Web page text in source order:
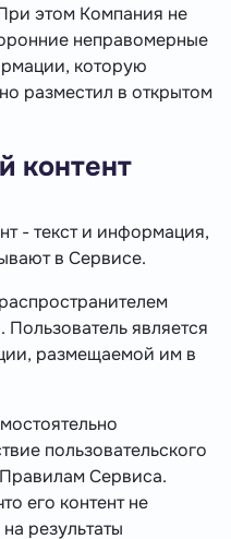
этом Компания не
неправомерные
которую
разместил в открытом
контент
- текст и информация,
в Сервисе.
Пользователь является
размещаемой им в
пользовательского
Правилам Сервиса.
его контент не
результаты